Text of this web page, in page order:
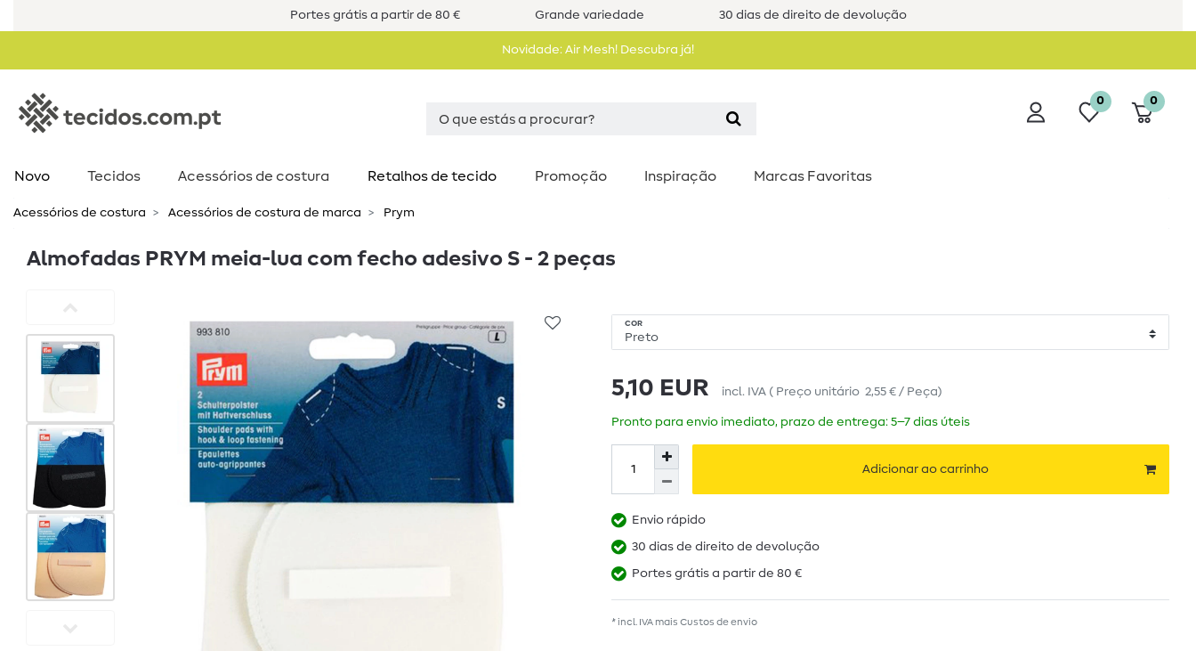
Portes grátis a partir de 80 € Grande variedade 30 dias de direito de devolução
Novidade: Air Mesh! Descubra já!
0 0
Novo Tecidos Acessórios de costura​ Retalhos de tecido Promoção Inspiração Marcas Favoritas
Acessórios de costura​ Acessórios de costura de marca Prym
Almofadas PRYM meia-lua com fecho adesivo S - 2 peças
COR
5,10 EUR incl. IVA ( Preço unitário 2,55 € / Peça)
Pronto para envio imediato, prazo de entrega: 5–7 dias úteis
Adicionar ao carrinho
Envio rápido
30 dias de direito de devolução
Portes grátis a partir de 80 €
* incl. IVA mais Custos de envio